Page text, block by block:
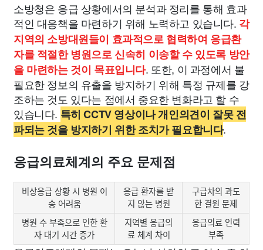
소방청은 응급 상황에서의 분석과 정리를 통해 효과
적인 대응책을 마련하기 위해 노력하고 있습니다. 각
지역의 소방대원들이 효과적으로 협력하여 응급환
자를 적절한 병원으로 신속히 이송할 수 있도록 방안
을 마련하는 것이 목표입니다. 또한, 이 과정에서 불
필요한 정보의 유출을 방지하기 위해 특정 규제를 강
조하는 것도 있다는 점에서 중요한 변화라고 할 수
있습니다. 특히 CCTV 영상이나 개인의견이 잘못 전
파되는 것을 방지하기 위한 조치가 필요합니다.
응급의료체계의 주요 문제점
비상응급 상황 시 병원 이
송 어려움
응급 환자를 받
지 않는 병원
구급차의 과도
한 결원 문제
병원 수 부족으로 인한 환
자 대기 시간 증가
지역별 응급의
료 체계 차이
응급의료 인력
부족